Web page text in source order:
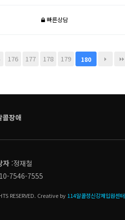
빠른상담
176 177 178 179 180
콜장애
자 :정재철
7546-7555
RESERVED. Creative by 114알콜정신강제입원센터